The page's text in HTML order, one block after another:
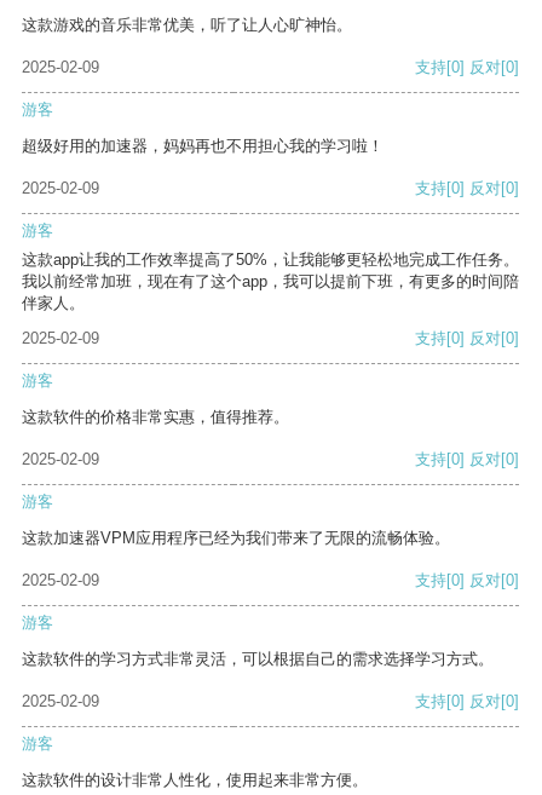
这款游戏的音乐非常优美，听了让人心旷神怡。
2025-02-09 支持[0] 反对[0]
游客
超级好用的加速器，妈妈再也不用担心我的学习啦！
2025-02-09 支持[0] 反对[0]
游客
这款app让我的工作效率提高了50%，让我能够更轻松地完成工作任务。
我以前经常加班，现在有了这个app，我可以提前下班，有更多的时间陪
伴家人。
2025-02-09
支持[0] 反对[0]
游客
这款软件的价格非常实惠，值得推荐。
2025-02-09 支持[0] 反对[0]
游客
这款加速器VPM应用程序已经为我们带来了无限的流畅体验。
2025-02-09 支持[0] 反对[0]
游客
这款软件的学习方式非常灵活，可以根据自己的需求选择学习方式。
2025-02-09 支持[0] 反对[0]
游客
这款软件的设计非常人性化，使用起来非常方便。